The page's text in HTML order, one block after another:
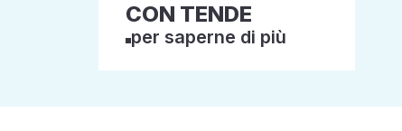
CON TENDE
per saperne di più